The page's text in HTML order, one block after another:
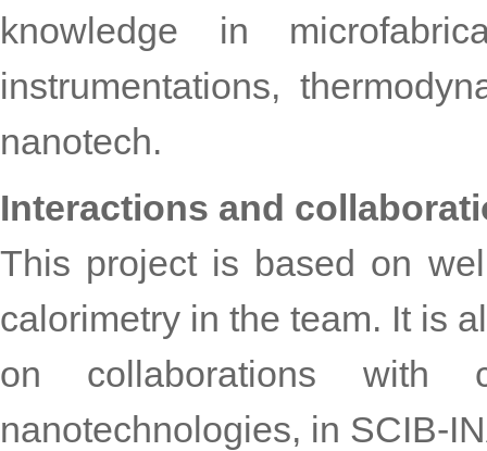
knowledge in
instrumentations,
nanotech.
Interactions and
This project is based on
calorimetry in the team. It is
on collaborations with
nanotechnologies, in SCIB-